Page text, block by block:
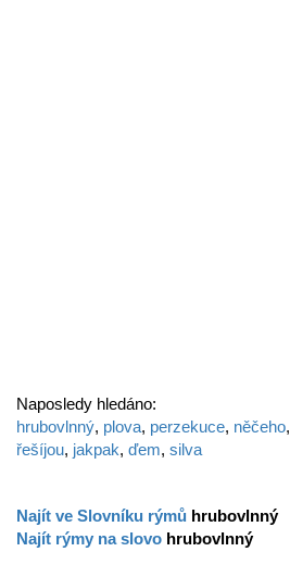
Naposledy hledáno:
hrubovlnný, plova, perzekuce, něčeho,
řešíjou, jakpak, ďem, silva
Najít ve Slovníku rýmů hrubovlnný
Najít rýmy na slovo hrubovlnný